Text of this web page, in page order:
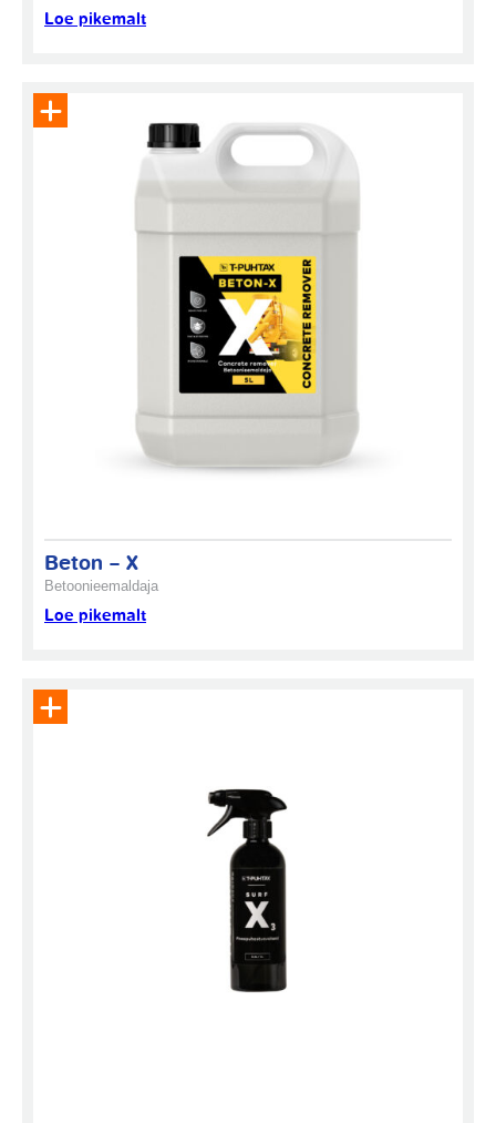
Loe pikemalt
Eemalda toode päringukorvist
Beton – X
Betoonieemaldaja
Loe pikemalt
Eemalda toode päringukorvist